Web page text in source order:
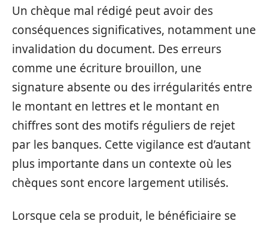
Un chèque mal rédigé peut avoir des
conséquences significatives, notamment une
invalidation du document. Des erreurs
comme une écriture brouillon, une
signature absente ou des irrégularités entre
le montant en lettres et le montant en
chiffres sont des motifs réguliers de rejet
par les banques. Cette vigilance est d’autant
plus importante dans un contexte où les
chèques sont encore largement utilisés.
Lorsque cela se produit, le bénéficiaire se